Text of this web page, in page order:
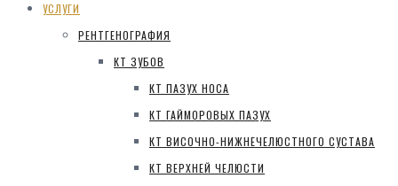
УСЛУГИ
РЕНТГЕНОГРАФИЯ
КТ ЗУБОВ
КТ ПАЗУХ НОСА
КТ ГАЙМОРОВЫХ ПАЗУХ
КТ ВИСОЧНО-НИЖНЕЧЕЛЮСТНОГО СУСТАВА
КТ ВЕРХНЕЙ ЧЕЛЮСТИ